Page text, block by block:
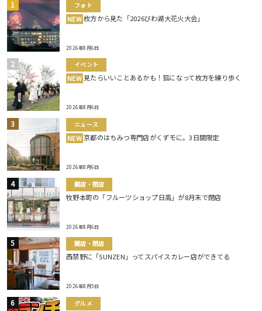
フォト
NEW 枚方から見た「2026びわ湖大花火大会」
2026年8月6日
イベント
NEW 見たらいいことあるかも！狐になって枚方を練り歩く
2026年8月6日
ニュース
NEW 京都のはちみつ専門店がくずモに。3日間限定
2026年8月6日
開店・閉店
牧野本町の「フルーツショップ日高」が8月末で閉店
2026年8月6日
開店・閉店
西禁野に「SUNZEN」ってスパイスカレー店ができてる
2026年8月5日
グルメ